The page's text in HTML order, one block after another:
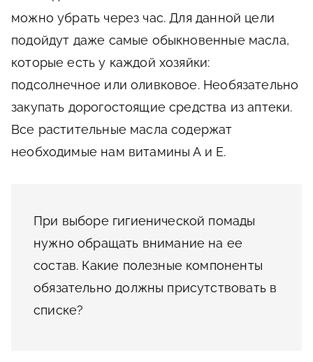
можно убрать через час. Для данной цели
подойдут даже самые обыкновенные масла,
которые есть у каждой хозяйки:
подсолнечное или оливковое. Необязательно
закупать дорогостоящие средства из аптеки.
Все растительные масла содержат
необходимые нам витамины А и Е.
При выборе гигиенической помады
нужно обращать внимание на ее
состав. Какие полезные компоненты
обязательно должны присутствовать в
списке?